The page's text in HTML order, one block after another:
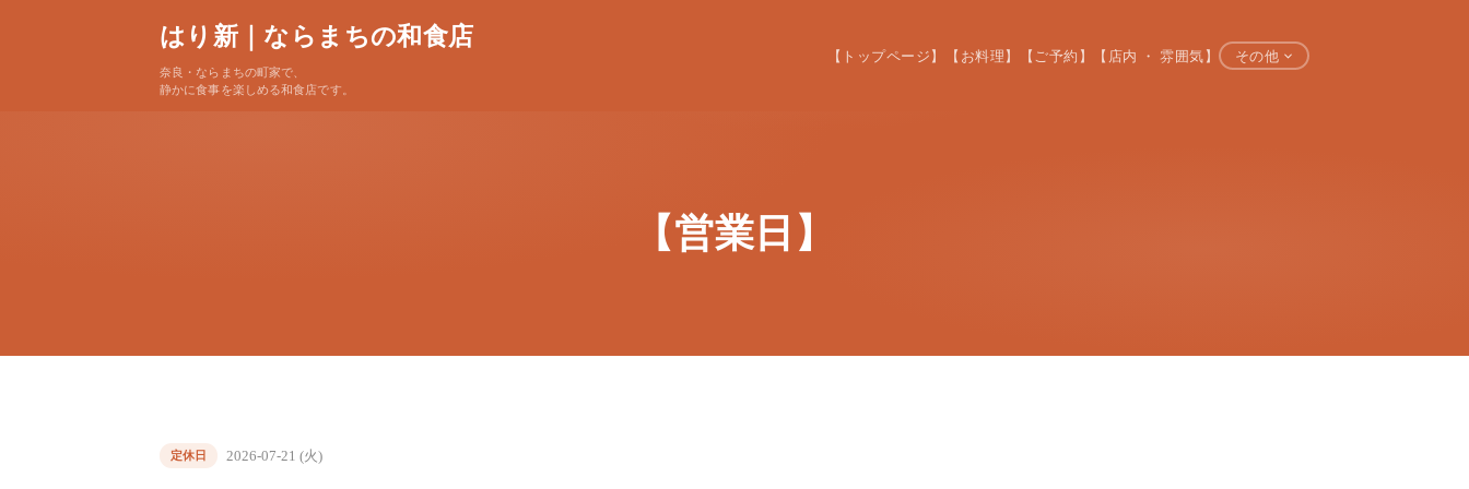
はり新｜ならまちの和食店
奈良・ならまちの町家で、
静かに食事を楽しめる和食店です。
【トップページ】 【お料理】 【ご予約】 【店内 ・ 雰囲気】 その他
【営業日】
定休日 2026-07-21 (火)